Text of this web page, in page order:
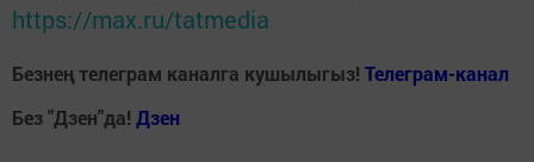
https://max.ru/tatmedia
Безнең телеграм каналга кушылыгыз! Телеграм-канал
Без "Дзен"да! Дзен